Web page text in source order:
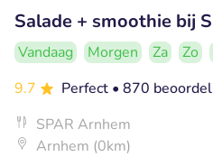
Salade + smoothie bij
Vandaag Morgen Za Zo
9.7
Perfect • 870
SPAR Arnhem
Arnhem (0km)